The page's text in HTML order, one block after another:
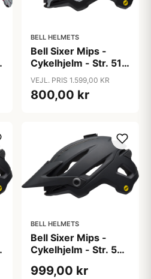
BELL HELMETS
Bell Sixer Mips -
Cykelhjelm - Str. 51-
55 cm - Hvid/Sort
VEJL. PRIS 1.599,00 KR
800,00 kr
BELL HELMETS
Bell Sixer Mips -
Cykelhjelm - Str. 55-
999,00 kr